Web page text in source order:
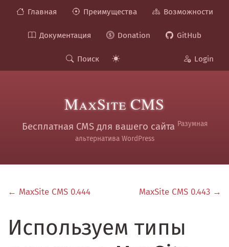
Главная Преимущества Возможности
Документация Donation GitHub
Поиск Login
MaxSite CMS
Бесплатная CMS для вашего сайта Разумная
альтернатива WordPress
← MaxSite CMS 0.444 MaxSite CMS 0.443 →
Используем типы